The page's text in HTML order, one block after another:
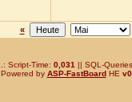
«
.: Script-Time: 0,031 || SQL-
Powered by ASP-FastBoardHE